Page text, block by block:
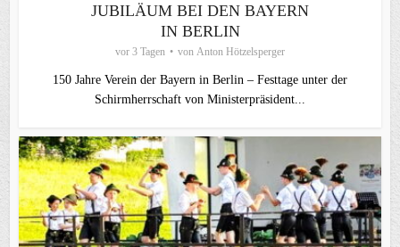
JUBILÄUM BEI DEN BAYERN
IN BERLIN
vor 3 Tagen von Anton Hötzelsperger
150 Jahre Verein der Bayern in Berlin – Festtage unter der
Schirmherrschaft von Ministerpräsident...